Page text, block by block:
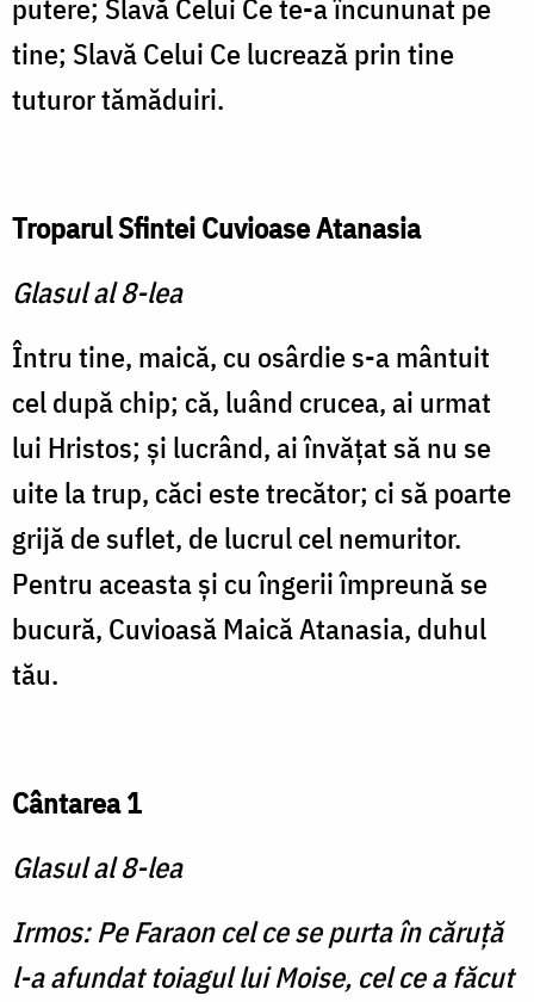
putere; Slavă Celui Ce te-a încununat pe
tine; Slavă Celui Ce lucrează prin tine
tuturor tămăduiri.
Troparul Sfintei Cuvioase Atanasia
Glasul al 8-lea
Întru tine, maică, cu osârdie s-a mântuit
cel după chip; că, luând crucea, ai urmat
lui Hristos; şi lucrând, ai învăţat să nu se
uite la trup, căci este trecător; ci să poarte
grijă de suflet, de lucrul cel nemuritor.
Pentru aceasta şi cu îngerii împreună se
bucură, Cuvioasă Maică Atanasia, duhul
tău.
Cântarea 1
Glasul al 8-lea
Irmos: Pe Faraon cel ce se purta în căruţă
l-a afundat toiagul lui Moise, cel ce a făcut